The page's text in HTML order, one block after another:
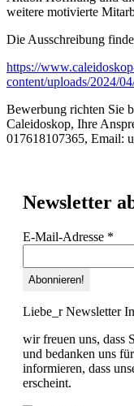
weitere motivierte
Die Ausschreibung
https://
content/uploads/2024/
Bewerbung richten Sie
Caleidoskop, Ihre
017618107365, Email:
Newsletter
E-Mail-Adresse *
Liebe_r Newsletter
wir freuen uns, dass
und bedanken uns
informieren, dass
erscheint.